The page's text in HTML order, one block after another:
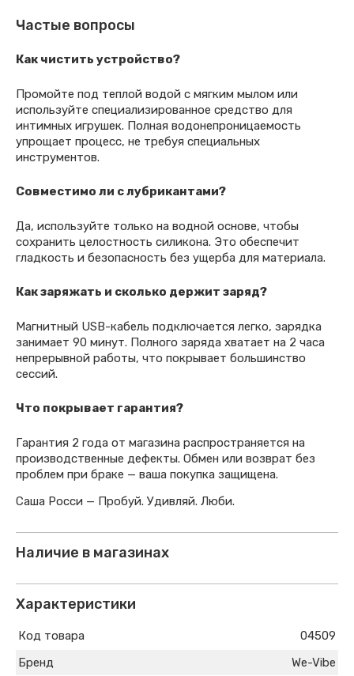
Частые вопросы
Как чистить устройство?
Промойте под теплой водой с мягким мылом или
используйте специализированное средство для
интимных игрушек. Полная водонепроницаемость
упрощает процесс, не требуя специальных
инструментов.
Совместимо ли с лубрикантами?
Да, используйте только на водной основе, чтобы
сохранить целостность силикона. Это обеспечит
гладкость и безопасность без ущерба для материала.
Как заряжать и сколько держит заряд?
Магнитный USB-кабель подключается легко, зарядка
занимает 90 минут. Полного заряда хватает на 2 часа
непрерывной работы, что покрывает большинство
сессий.
Что покрывает гарантия?
Гарантия 2 года от магазина распространяется на
производственные дефекты. Обмен или возврат без
проблем при браке — ваша покупка защищена.
Саша Росси — Пробуй. Удивляй. Люби.
Наличие в магазинах
Характеристики
Код товара
04509
Бренд
We-Vibe